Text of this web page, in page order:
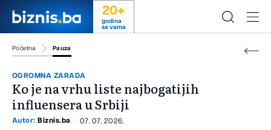
20+
godina
sa vama
Početna Pauza
OGROMNA ZARADA
Ko je na vrhu liste najbogatijih
influensera u Srbiji
Autor: Biznis.ba 07. 07. 2026.